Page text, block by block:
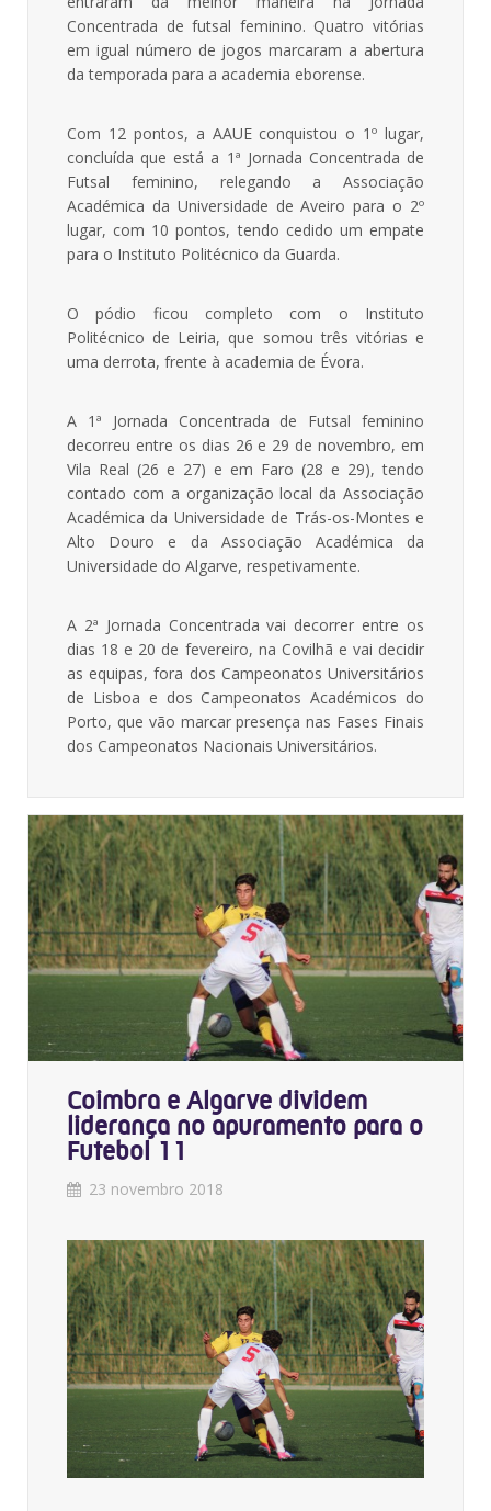
Concentrada de futsal feminino. Quatro vitórias
em igual número de jogos marcaram a abertura
da temporada para a academia eborense.
Com 12 pontos, a AAUE conquistou o 1º lugar,
concluída que está a 1ª Jornada Concentrada de
Futsal feminino, relegando a Associação
Académica da Universidade de Aveiro para o 2º
lugar, com 10 pontos, tendo cedido um empate
para o Instituto Politécnico da Guarda.
O pódio ficou completo com o Instituto
Politécnico de Leiria, que somou três vitórias e
uma derrota, frente à academia de Évora.
A 1ª Jornada Concentrada de Futsal feminino
decorreu entre os dias 26 e 29 de novembro, em
Vila Real (26 e 27) e em Faro (28 e 29), tendo
contado com a organização local da Associação
Académica da Universidade de Trás-os-Montes e
Alto Douro e da Associação Académica da
Universidade do Algarve, respetivamente.
A 2ª Jornada Concentrada vai decorrer entre os
dias 18 e 20 de fevereiro, na Covilhã e vai decidir
as equipas, fora dos Campeonatos Universitários
de Lisboa e dos Campeonatos Académicos do
Porto, que vão marcar presença nas Fases Finais
dos Campeonatos Nacionais Universitários.
Coimbra e Algarve dividem
liderança no apuramento para o
Futebol 11
23 novembro 2018